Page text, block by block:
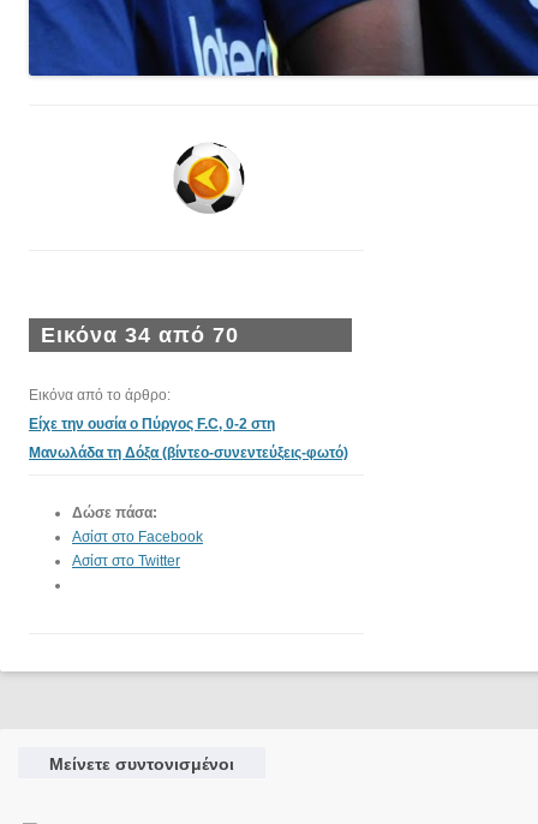
Εικόνα 34 από 70
Εικόνα από το άρθρο:
Είχε την ουσία ο Πύργος F.C, 0-2 στη
Μανωλάδα τη Δόξα (βίντεο-συνεντεύξεις-φωτό)
Δώσε πάσα:
Ασίστ στο Facebook
Ασίστ στο Twitter
Μείνετε συντονισμένοι